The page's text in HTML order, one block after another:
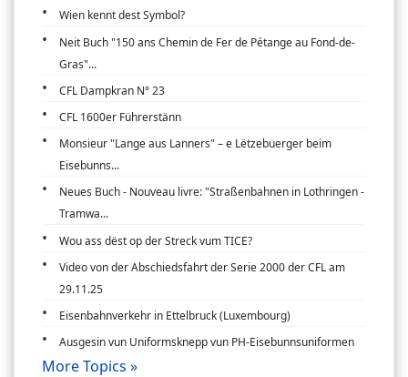
Wien kennt dest Symbol?
Neit Buch "150 ans Chemin de Fer de Pétange au Fond-de-
Gras"...
CFL Dampkran N° 23
CFL 1600er Führerstänn
Monsieur "Lange aus Lanners" – e Lëtzebuerger beim
Eisebunns...
Neues Buch - Nouveau livre: "Straßenbahnen in Lothringen -
Tramwa...
Wou ass dëst op der Streck vum TICE?
Video von der Abschiedsfahrt der Serie 2000 der CFL am
29.11.25
Eisenbahnverkehr in Ettelbruck (Luxembourg)
Ausgesin vun Uniformsknepp vun PH-Eisebunnsuniformen
More Topics »